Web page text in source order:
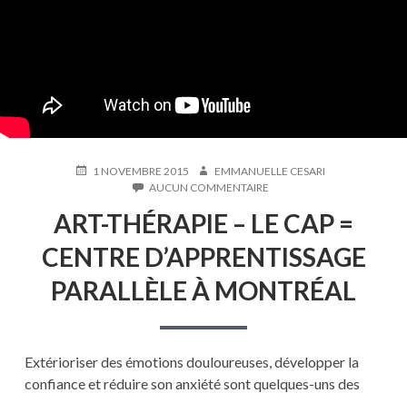
PUBLIÉ1 NOVEMBRE 2015 AUTEUR
EMMANUELLE CESARI
AUCUN COMMENTAIRE
THÉRAPIE
–
LE
CAP
=
CENTRE
MONTRÉAL
ART-THÉRAPIE – LE CAP =
CENTRE D’APPRENTISSAGE
PARALLÈLE À MONTRÉAL
Extérioriser des émotions douloureuses, développer la
confiance et réduire son anxiété sont quelques-uns des